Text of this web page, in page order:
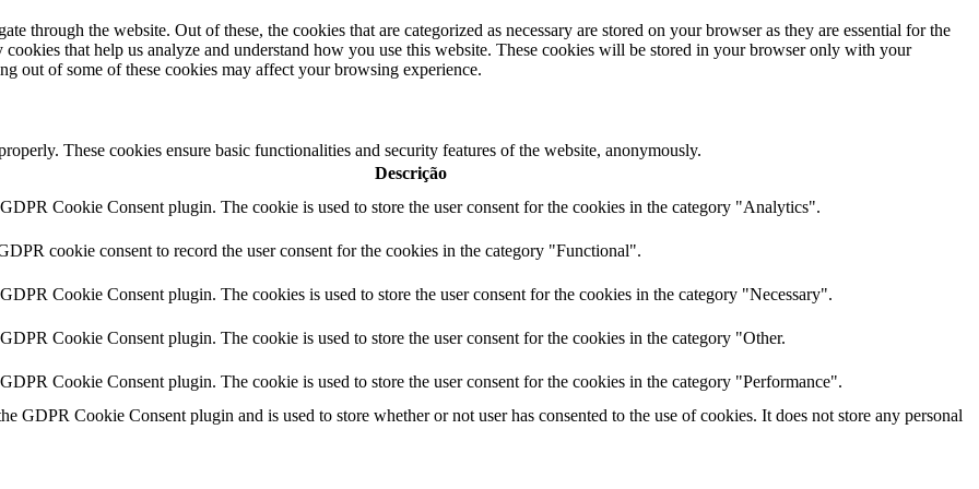
through the website. Out of these, the cookies that are categorized as necessary are stored on your browser as they are essential for the
that help us analyze and understand how you use this website. These cookies will be stored in your browser only with your
out of some of these cookies may affect your browsing experience.
These cookies ensure basic functionalities and security features of the website, anonymously.
Descrição
Cookie Consent plugin. The cookie is used to store the user consent for the cookies in the category "Analytics".
cookie consent to record the user consent for the cookies in the category "Functional".
Cookie Consent plugin. The cookies is used to store the user consent for the cookies in the category "Necessary".
Cookie Consent plugin. The cookie is used to store the user consent for the cookies in the category "Other.
Cookie Consent plugin. The cookie is used to store the user consent for the cookies in the category "Performance".
GDPR Cookie Consent plugin and is used to store whether or not user has consented to the use of cookies. It does not store any personal